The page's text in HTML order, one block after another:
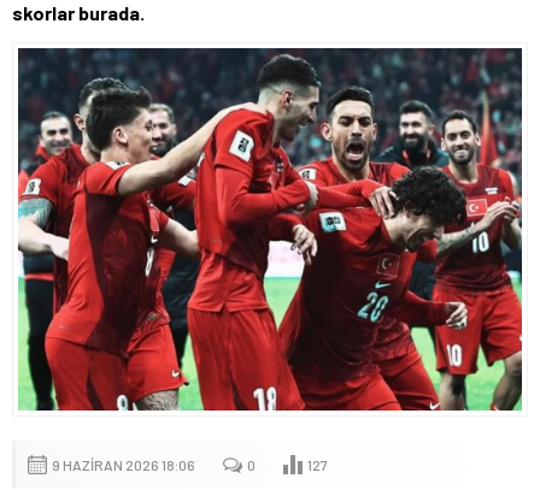
skorlar burada.
9 HAZIRAN 2026 18:06 0 127